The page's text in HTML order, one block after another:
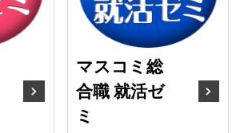
マスコミ総
合職 就活ゼ
ミ